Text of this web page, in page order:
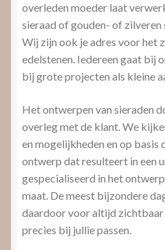
overleden moeder laat
sieraad of gouden- of zilveren
Wij zijn ook je adres voor het
edelstenen. Iedereen gaat bij
bij grote projecten als kleine
Het ontwerpen van sieraden
overleg met de klant. We
en mogelijkheden en op basis
ontwerp dat resulteert in een
gespecialiseerd in het
maat. De meest bijzondere
daardoor voor altijd zichtbaar
precies bij jullie passen.